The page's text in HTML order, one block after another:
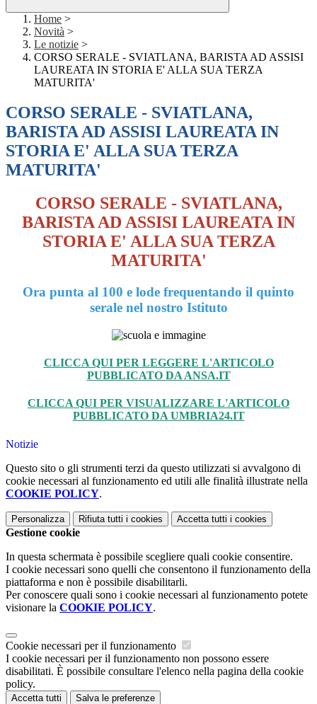
Home >
Novità >
Le notizie >
CORSO SERALE - SVIATLANA, BARISTA AD ASSISI
LAUREATA IN STORIA E' ALLA SUA TERZA
MATURITA'
CORSO SERALE - SVIATLANA,
BARISTA AD ASSISI LAUREATA IN
STORIA E' ALLA SUA TERZA
MATURITA'
CORSO SERALE - SVIATLANA,
BARISTA AD ASSISI LAUREATA IN
STORIA E' ALLA SUA TERZA
MATURITA'
Ora punta al 100 e lode frequentando il quinto
serale nel nostro Istituto
CLICCA QUI PER LEGGERE L'ARTICOLO
PUBBLICATO DA ANSA.IT
CLICCA QUI PER VISUALIZZARE L'ARTICOLO
PUBBLICATO DA UMBRIA24.IT
Notizie
Questo sito o gli strumenti terzi da questo utilizzati si avvalgono di
cookie necessari al funzionamento ed utili alle finalità illustrate nella
COOKIE POLICY.
Personalizza Rifiuta tutti i cookies Accetta tutti i cookies
Gestione cookie
In questa schermata è possibile scegliere quali cookie consentire.
I cookie necessari sono quelli che consentono il funzionamento della
piattaforma e non è possibile disabilitarli.
Per conoscere quali sono i cookie necessari al funzionamento potete
visionare la COOKIE POLICY.
Cookie necessari per il funzionamento
I cookie necessari per il funzionamento non possono essere
disabilitati. È possibile consultare l'elenco nella pagina della cookie
policy.
Accetta tutti Salva le preferenze